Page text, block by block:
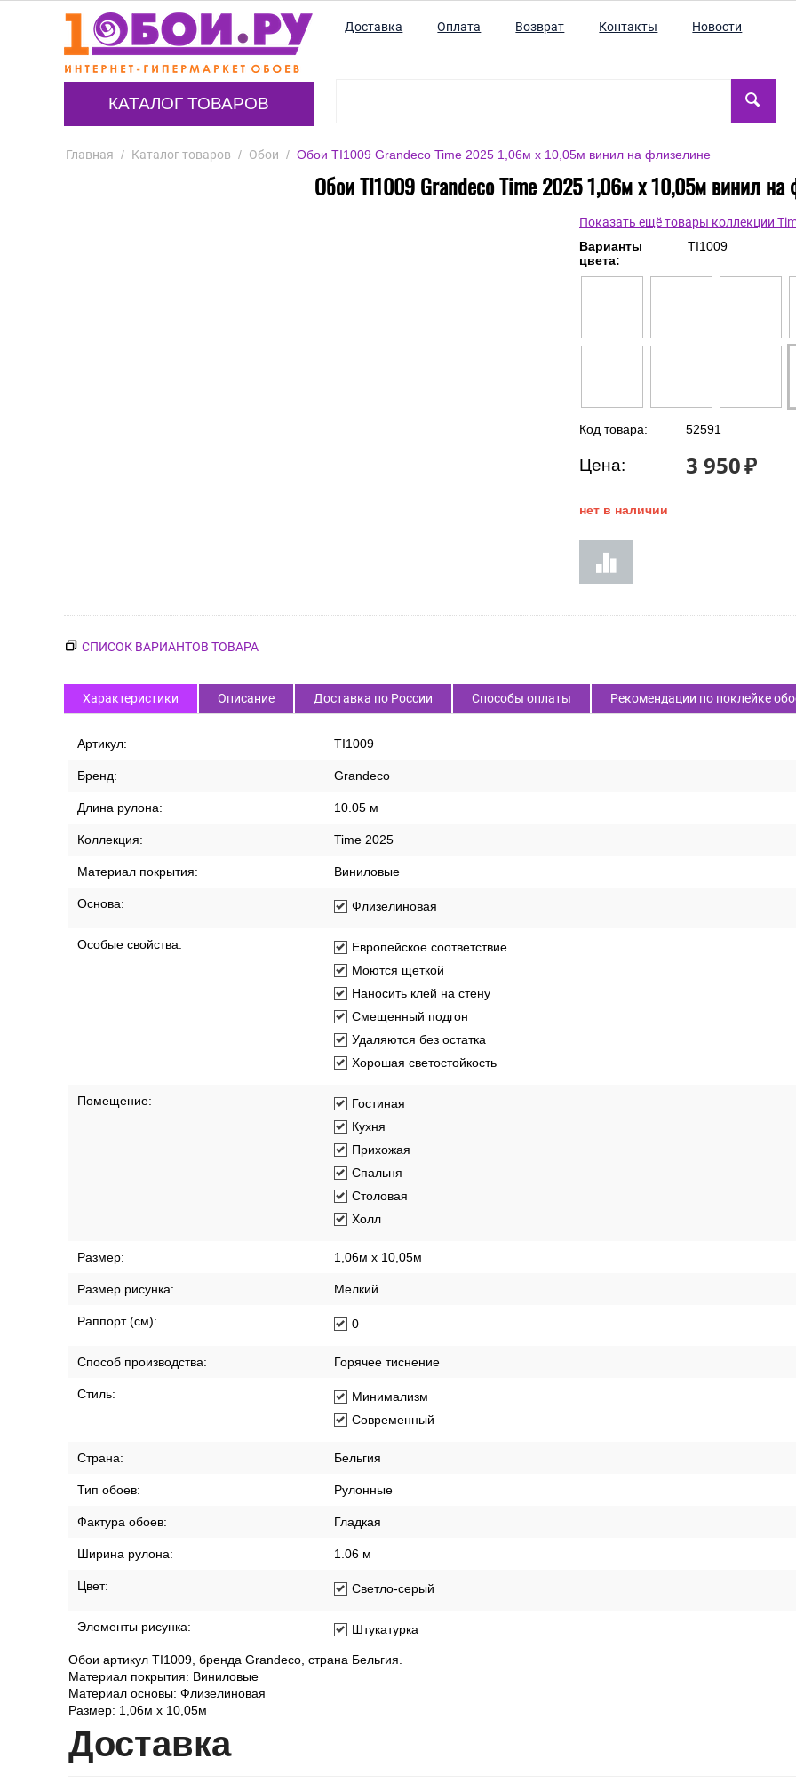
КАТАЛОГ ТОВАРОВ
Доставка Оплата Возврат Контакты Новости
Главная / Каталог товаров / Обои / Обои TI1009 Grandeco Time 2025 1,06м х 10,05м винил на флизелине
Обои TI1009 Grandeco Time 2025 1,06м х 10,05м винил на
Показать ещё товары коллекции
Варианты
цвета:
TI1009
Код товара: 52591
Цена: 3 950₽
нет в наличии
СПИСОК ВАРИАНТОВ ТОВАРА
Характеристики Описание Доставка по России Способы оплаты Рекомендации по поклейке
Артикул: TI1009
Бренд: Grandeco
Длина рулона: 10.05 м
Коллекция: Time 2025
Материал покрытия: Виниловые
Основа: Флизелиновая
Особые свойства:
Европейское соответствие
Моются щеткой
Наносить клей на стену
Смещенный подгон
Удаляются без остатка
Хорошая светостойкость
Помещение:
Гостиная
Кухня
Прихожая
Спальня
Столовая
Холл
Размер: 1,06м х 10,05м
Размер рисунка: Мелкий
Раппорт (см): 0
Способ производства: Горячее тиснение
Стиль:
Минимализм
Современный
Страна: Бельгия
Тип обоев: Рулонные
Фактура обоев: Гладкая
Ширина рулона: 1.06 м
Цвет: Светло-серый
Элементы рисунка: Штукатурка
Обои артикул TI1009, бренда Grandeco, страна Бельгия.
Материал покрытия: Виниловые
Материал основы: Флизелиновая
Размер: 1,06м х 10,05м
Доставка